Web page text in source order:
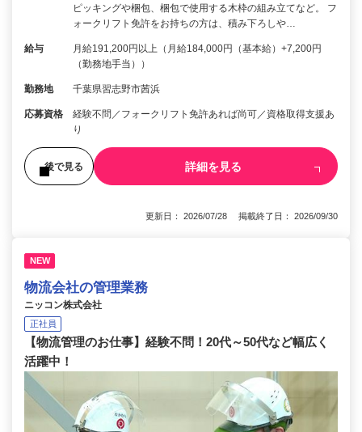
ピッキングや梱包、梱包で使用する木枠の組み立てなど。 フ
ォークリフト免許をお持ちの方は、積み下ろしや…
給与
月給191,200円以上（月給184,000円（基本給）+7,200円
（勤務地手当））
勤務地 千葉県習志野市茜浜
応募資格
経験不問／フォークリフト免許あれば尚可／資格取得支援あ
り
後で見る 詳細を見る
更新日： 2026/07/28 掲載終了日： 2026/09/30
NEW
物流会社の管理業務
ニッコン株式会社
正社員
【物流管理のお仕事】経験不問！20代～50代など幅広く
活躍中！